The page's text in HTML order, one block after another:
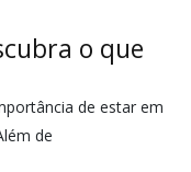
o que
de estar em
de